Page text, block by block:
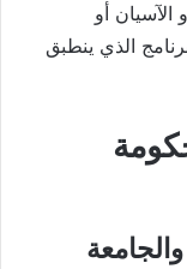
الآسيان أو
الذي ينطبق